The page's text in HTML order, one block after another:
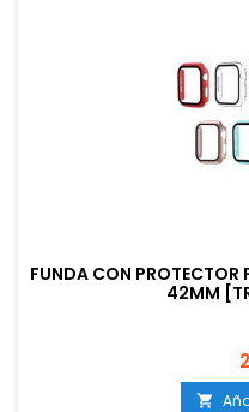
FUNDA CON PROTECTOR
42MM
